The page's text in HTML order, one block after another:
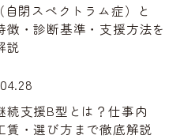
自閉スペクトラム症）と
徴・診断基準・支援方法を
説
続支援B型とは？仕事内
賃・選び方まで徹底解説